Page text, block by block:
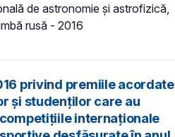
de astronomie și astrofizică,
rusă - 2016
privind premiile acordate
și studenților care au
internaționale